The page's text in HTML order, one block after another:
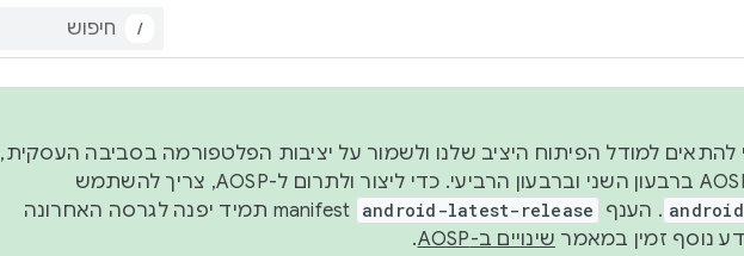
/
2026, כדי להתאים למודל הפיתוח היציב שלנו ולשמור על יציבות הפלטפורמה בסביבה העסקית,
נפרסם קוד מקור ב-AOSP ברבעון השני וברבעון הרביעי. כדי ליצור ולתרום ל-AOSP, צריך להשתמש
. הענף android-latest-release
manifest תמיד יפנה לגרסה האחרונה
שינויים ב-AOSP .